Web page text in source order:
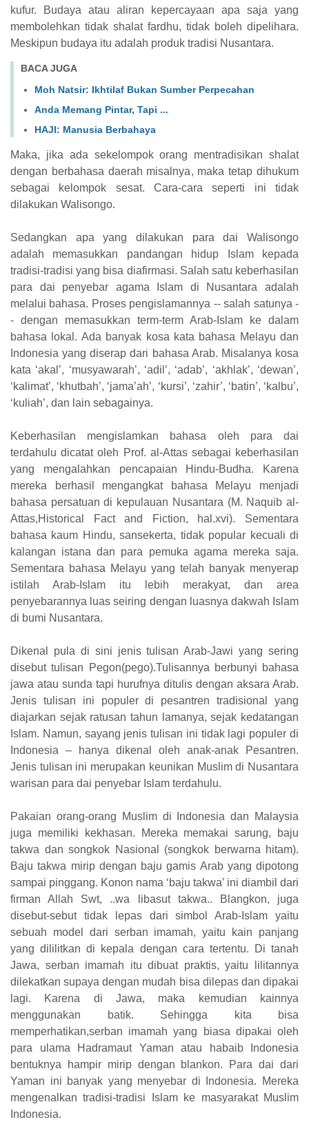
kufur. Budaya atau aliran kepercayaan apa saja yang
membolehkan tidak shalat fardhu, tidak boleh dipelihara.
Meskipun budaya itu adalah produk tradisi Nusantara.
BACA JUGA
Moh Natsir: Ikhtilaf Bukan Sumber Perpecahan
Anda Memang Pintar, Tapi ...
HAJI: Manusia Berbahaya
Maka, jika ada sekelompok orang mentradisikan shalat
dengan berbahasa daerah misalnya, maka tetap dihukum
sebagai kelompok sesat. Cara-cara seperti ini tidak
dilakukan Walisongo.
Sedangkan apa yang dilakukan para dai Walisongo
adalah memasukkan pandangan hidup Islam kepada
tradisi-tradisi yang bisa diafirmasi. Salah satu keberhasilan
para dai penyebar agama Islam di Nusantara adalah
melalui bahasa. Proses pengislamannya -- salah satunya -
- dengan memasukkan term-term Arab-Islam ke dalam
bahasa lokal. Ada banyak kosa kata bahasa Melayu dan
Indonesia yang diserap dari bahasa Arab. Misalanya kosa
kata ‘akal’, ‘musyawarah’, ‘adil’, ‘adab’, ‘akhlak’, ‘dewan’,
‘kalimat’, ‘khutbah’, ‘jama’ah’, ‘kursi’, ‘zahir’, ‘batin’, ‘kalbu’,
‘kuliah’, dan lain sebagainya.
Keberhasilan mengislamkan bahasa oleh para dai
terdahulu dicatat oleh Prof. al-Attas sebagai keberhasilan
yang mengalahkan pencapaian Hindu-Budha. Karena
mereka berhasil mengangkat bahasa Melayu menjadi
bahasa persatuan di kepulauan Nusantara (M. Naquib al-
Attas,Historical Fact and Fiction, hal.xvi). Sementara
bahasa kaum Hindu, sansekerta, tidak popular kecuali di
kalangan istana dan para pemuka agama mereka saja.
Sementara bahasa Melayu yang telah banyak menyerap
istilah Arab-Islam itu lebih merakyat, dan area
penyebarannya luas seiring dengan luasnya dakwah Islam
di bumi Nusantara.
Dikenal pula di sini jenis tulisan Arab-Jawi yang sering
disebut tulisan Pegon(pego).Tulisannya berbunyi bahasa
jawa atau sunda tapi hurufnya ditulis dengan aksara Arab.
Jenis tulisan ini populer di pesantren tradisional yang
diajarkan sejak ratusan tahun lamanya, sejak kedatangan
Islam. Namun, sayang jenis tulisan ini tidak lagi populer di
Indonesia – hanya dikenal oleh anak-anak Pesantren.
Jenis tulisan ini merupakan keunikan Muslim di Nusantara
warisan para dai penyebar Islam terdahulu.
Pakaian orang-orang Muslim di Indonesia dan Malaysia
juga memiliki kekhasan. Mereka memakai sarung, baju
takwa dan songkok Nasional (songkok berwarna hitam).
Baju takwa mirip dengan baju gamis Arab yang dipotong
sampai pinggang. Konon nama ‘baju takwa’ ini diambil dari
firman Allah Swt, ..wa libasut takwa.. Blangkon, juga
disebut-sebut tidak lepas dari simbol Arab-Islam yaitu
sebuah model dari serban imamah, yaitu kain panjang
yang dililitkan di kepala dengan cara tertentu. Di tanah
Jawa, serban imamah itu dibuat praktis, yaitu lilitannya
dilekatkan supaya dengan mudah bisa dilepas dan dipakai
lagi. Karena di Jawa, maka kemudian kainnya
menggunakan batik. Sehingga kita bisa
memperhatikan,serban imamah yang biasa dipakai oleh
para ulama Hadramaut Yaman atau habaib Indonesia
bentuknya hampir mirip dengan blankon. Para dai dari
Yaman ini banyak yang menyebar di Indonesia. Mereka
mengenalkan tradisi-tradisi Islam ke masyarakat Muslim
Indonesia.